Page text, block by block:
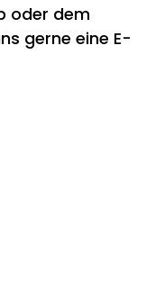
oder dem
gerne eine E-